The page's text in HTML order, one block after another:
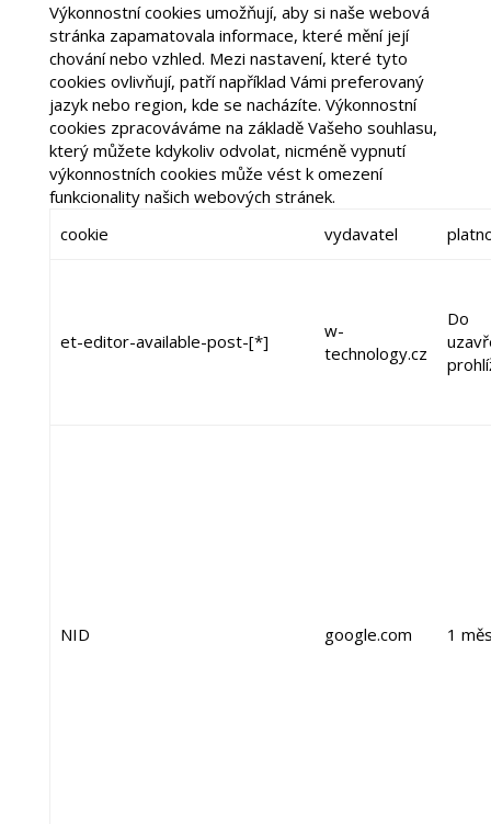
Výkonnostní cookies umožňují, aby si naše webová
stránka zapamatovala informace, které mění její
chování nebo vzhled. Mezi nastavení, které tyto
cookies ovlivňují, patří například Vámi preferovaný
jazyk nebo region, kde se nacházíte. Výkonnostní
cookies zpracováváme na základě Vašeho souhlasu,
který můžete kdykoliv odvolat, nicméně vypnutí
výkonnostních cookies může vést k omezení
funkcionality našich webových stránek.
cookie
vydavatel
et-editor-available-post-[*]
w-
technology.cz
Do
NID google.com 1